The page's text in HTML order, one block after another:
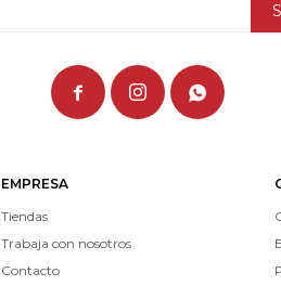
EMPRESA
Tiendas
Trabaja con nosotros
Contacto
  